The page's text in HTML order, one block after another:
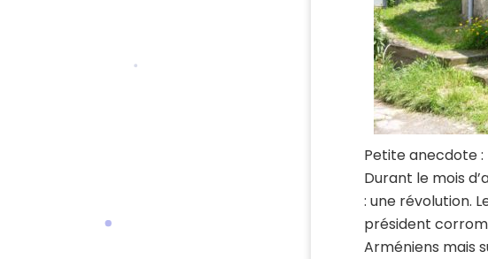
Petite anecdote :
Durant le mois
: une révolution.
président
Arméniens mais